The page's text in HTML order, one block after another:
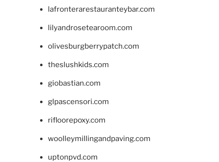
lafronterarestauranteybar.com
lilyandrosetearoom.com
olivesburgberrypatch.com
theslushkids.com
giobastian.com
glpascensori.com
rifloorepoxy.com
woolleymillingandpaving.com
uptonpvd.com